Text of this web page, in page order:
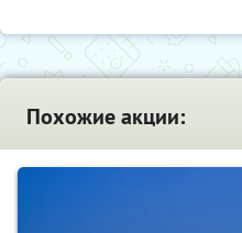
Похожие акции: